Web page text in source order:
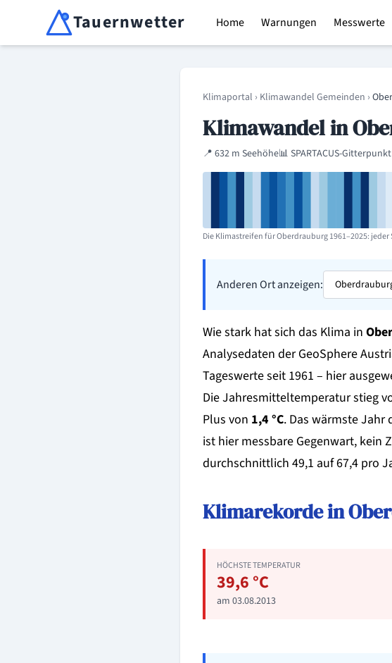
Tauernwetter
Unabhängiger Wetterdienst für Kärnten, Osttirol & Alpenregion
Home Warnungen Messwerte
Klimaportal › Klimawandel Gemeinden ›
Klimawandel in
📍 632 m Seehöhe📊 SPARTACUS-
Die Klimastreifen für Oberdrauburg 1961–2025:
Anderen Ort anzeigen:
Wie stark hat sich das Klima in
Analysedaten der GeoSphere
Tageswerte seit 1961 – hier
Die Jahresmitteltemperatur stieg
Plus von 1,4 °C. Das wärmste Jahr
ist hier messbare Gegenwart, kein
durchschnittlich 49,1 auf 67,4 pro
Klimarekorde in
HÖCHSTE TEMPERATUR
39,6 °C
am 03.08.2013